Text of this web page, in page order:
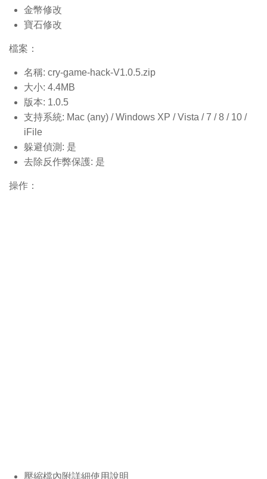
金幣修改
寶石修改
檔案：
名稱: cry-game-hack-V1.0.5.zip
大小: 4.4MB
版本: 1.0.5
支持系統: Mac (any) / Windows XP / Vista / 7 / 8 / 10 /
iFile
躲避偵測: 是
去除反作弊保護: 是
操作：
壓縮檔內附詳細使用說明